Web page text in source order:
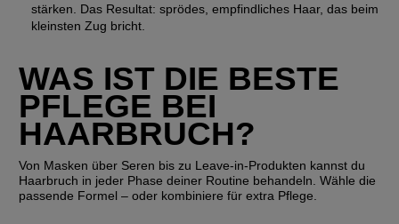
stärken. Das Resultat: sprödes, empfindliches Haar, das beim
kleinsten Zug bricht.
WAS IST DIE BESTE
PFLEGE BEI
HAARBRUCH?
Von Masken über Seren bis zu Leave‑in‑Produkten kannst du
Haarbruch in jeder Phase deiner Routine behandeln. Wähle die
passende Formel – oder kombiniere für extra Pflege.